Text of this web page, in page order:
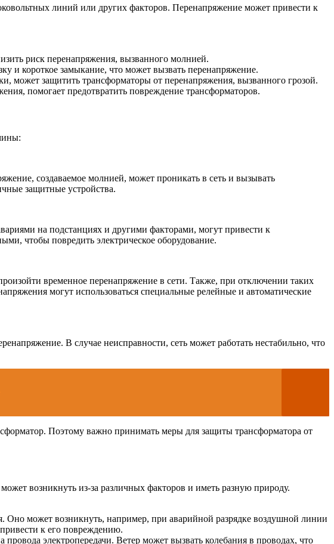
линий или других факторов. Перенапряжение может привести к
риск перенапряжения, вызванного молнией.
и короткое замыкание, что может вызвать перенапряжение.
может защитить трансформаторы от перенапряжения, вызванного грозой.
помогает предотвратить повреждение трансформаторов.
создаваемое молнией, может проникать в сеть и вызывать
защитные устройства.
на подстанциях и другими факторами, могут привести к
чтобы повредить электрическое оборудование.
временное перенапряжение в сети. Также, при отключении таких
могут использоваться специальные релейные и автоматические
В случае неисправности, сеть может работать нестабильно, что
Поэтому важно принимать меры для защиты трансформатора от
возникнуть из-за различных факторов и иметь разную природу.
Оно может возникнуть, например, при аварийной разрядке воздушной линии
к его повреждению.
электропередачи. Ветер может вызвать колебания в проводах, что